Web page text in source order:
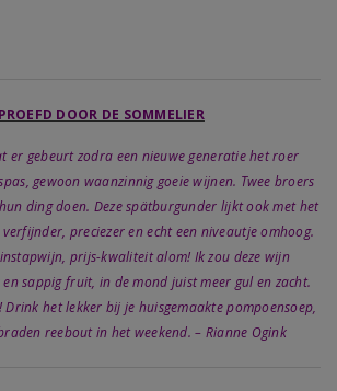
DOOR DE SOMMELIER
er gebeurt zodra een nieuwe generatie het roer
gewoon waanzinnig goeie wijnen. Twee broers
ding doen. Deze spätburgunder lijkt ook met het
preciezer en echt een niveautje omhoog.
prijs-kwaliteit alom! Ik zou deze wijn
sappig fruit, in de mond juist meer gul en zacht.
het lekker bij je huisgemaakte pompoensoep,
reebout in het weekend. – Rianne Ogink